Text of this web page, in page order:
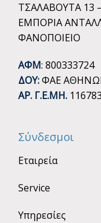
ΤΣΑΛΑΒΟΥΤΑ 13
ΕΜΠΟΡΙΑ
ΦΑΝΟΠΟΙΕΙΟ
ΑΦΜ: 800333724
ΔΟΥ:ΦΑΕ
ΑΡ. Γ.Ε.ΜΗ.
Σύνδεσμοι
Εταιρεία
Service
Υπηρεσίες